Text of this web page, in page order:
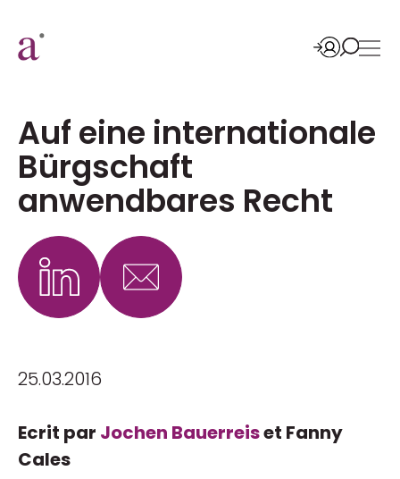
Auf eine internationale
Bürgschaft
anwendbares Recht
25.03.2016
Ecrit par Jochen Bauerreiset Fanny
Cales